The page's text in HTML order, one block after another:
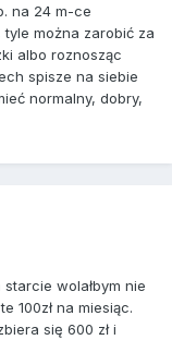
na 24 m-ce
można zarobić za
albo roznosząc
spisze na siebie
normalny, dobry,
wolałbym nie
100zł na miesiąc.
się 600 zł i